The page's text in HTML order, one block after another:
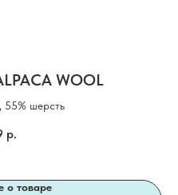
WOOL
55% шерсть
р.
о товаре